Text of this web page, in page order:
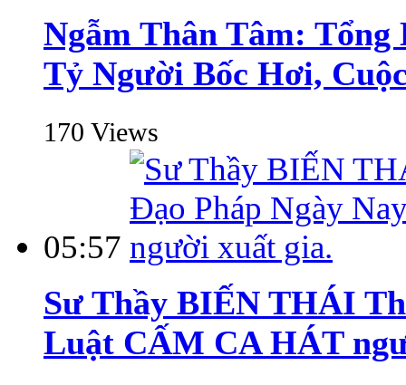
Ngẫm Thân Tâm:
Tỷ Người Bốc Hơi,
170 Views
05:57
Sư Thầy BIẾN THÁI
Luật CẤM CA HÁT